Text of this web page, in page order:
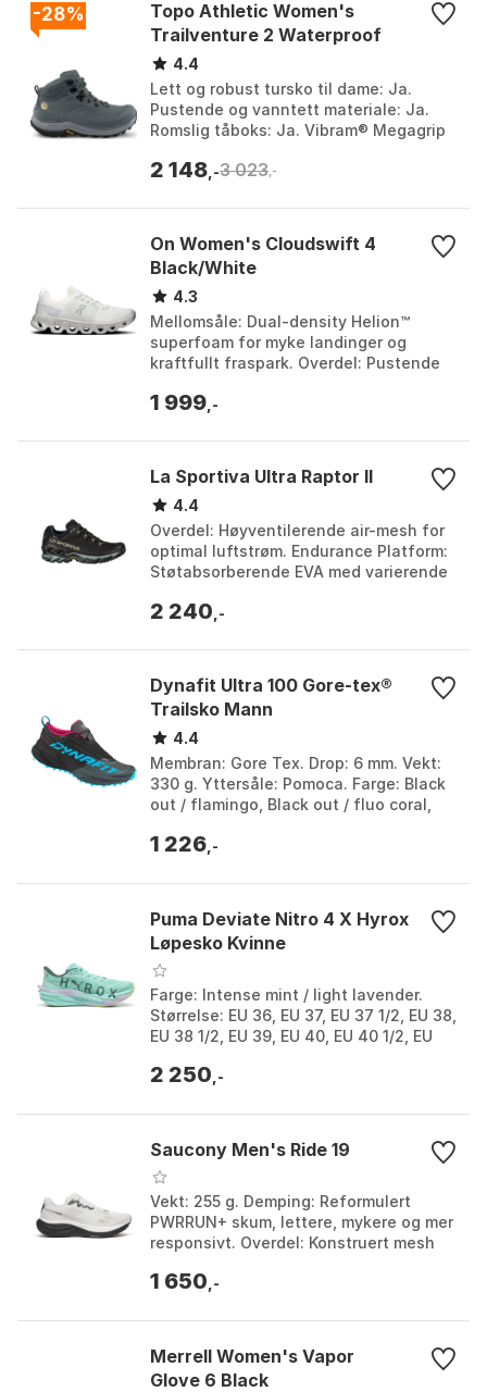
-28%
Topo Athletic Women's
Trailventure 2 Waterproof
4.4
Lett og robust tursko til dame: Ja.
Pustende og vanntett materiale: Ja.
Romslig tåboks: Ja. Vibram® Megagrip
Olive/tan. Størrel...
2 148 ,-3 023 ,-
On Women's Cloudswift 4
Black/White
4.3
Mellomsåle: Dual-density Helion™
superfoam for myke landinger og
kraftfullt fraspark. Overdel: Pustende
for økt luftstrøm...
1 999 ,-
La Sportiva Ultra Raptor II
4.4
Overdel: Høyventilerende air-mesh for
optimal luftstrøm. Endurance Platform:
Støtabsorberende EVA med varierende
Stabiliseren...
2 240 ,-
Dynafit Ultra 100 Gore-tex®
Trailsko Mann
4.4
Membran: Gore Tex. Drop: 6 mm. Vekt:
330 g. Yttersåle: Pomoca. Farge: Black
out / flamingo, Black out / fluo coral,
Magnet...
1 226 ,-
Puma Deviate Nitro 4 X Hyrox
Løpesko Kvinne
Farge: Intense mint / light lavender.
Størrelse: EU 36, EU 37, EU 37 1/2, EU 38,
EU 38 1/2, EU 39, EU 40, EU 40 1/2, EU
2 250 ,-
Saucony Men's Ride 19
Vekt: 255 g. Demping: Reformulert
PWRRUN+ skum, lettere, mykere og mer
responsivt. Overdel: Konstruert mesh
Bærekraft: Vegan...
1 650 ,-
Merrell Women's Vapor
Glove 6 Black